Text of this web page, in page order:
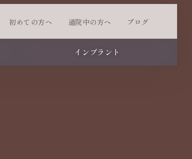
初めての方へ 通院中の方へ ブログ
インプラント